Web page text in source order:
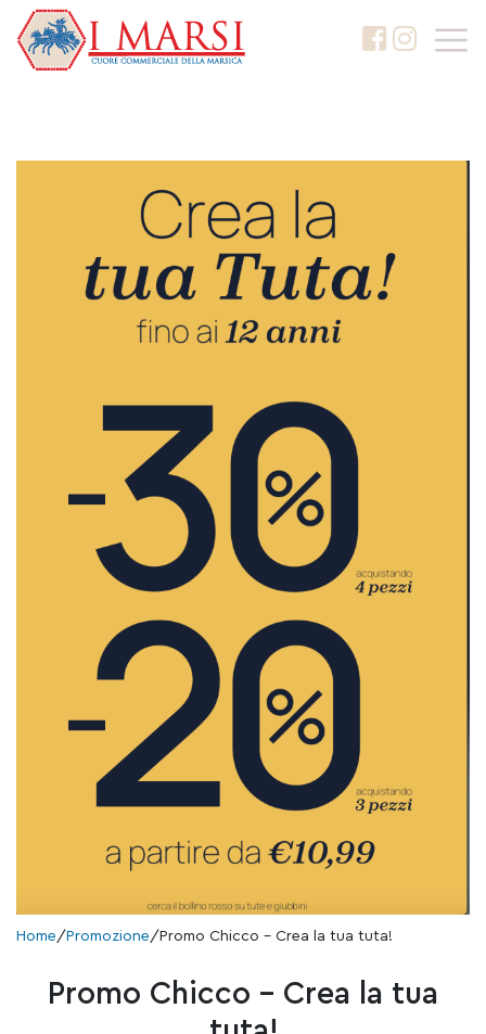
Home/Promozione/Promo Chicco – Crea la tua tuta!
Promo Chicco – Crea la tua